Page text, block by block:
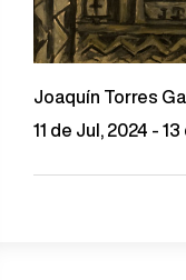
Joaquín Torres
11 de Jul, 2024 -